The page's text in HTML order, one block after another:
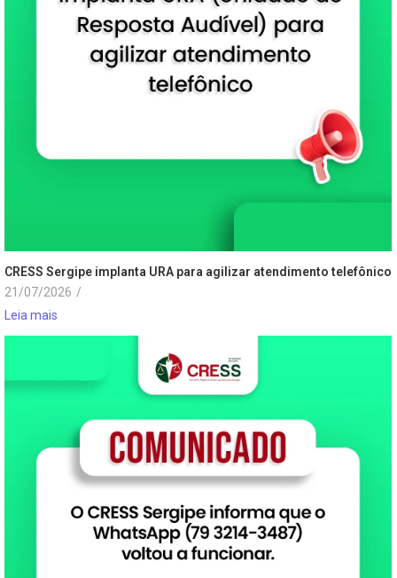
CRESS Sergipe implanta URA para agilizar atendimento telefônico
21/07/2026 /
Leia mais